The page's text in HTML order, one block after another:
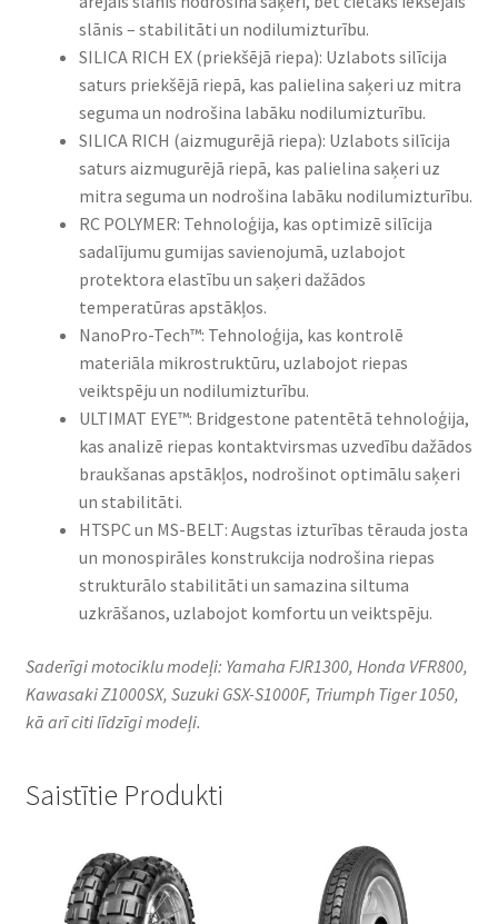
slānis – stabilitāti un nodilumizturību.​
SILICA RICH EX (priekšējā riepa): Uzlabots silīcija
saturs priekšējā riepā, kas palielina saķeri uz mitra
seguma un nodrošina labāku nodilumizturību.​
SILICA RICH (aizmugurējā riepa): Uzlabots silīcija
saturs aizmugurējā riepā, kas palielina saķeri uz
mitra seguma un nodrošina labāku nodilumizturību.​
RC POLYMER: Tehnoloģija, kas optimizē silīcija
sadalījumu gumijas savienojumā, uzlabojot
protektora elastību un saķeri dažādos
temperatūras apstākļos.​
NanoPro-Tech™: Tehnoloģija, kas kontrolē
materiāla mikrostruktūru, uzlabojot riepas
veiktspēju un nodilumizturību.​
ULTIMAT EYE™: Bridgestone patentētā tehnoloģija,
kas analizē riepas kontaktvirsmas uzvedību dažādos
braukšanas apstākļos, nodrošinot optimālu saķeri
un stabilitāti.​
HTSPC un MS-BELT: Augstas izturības tērauda josta
un monospirāles konstrukcija nodrošina riepas
strukturālo stabilitāti un samazina siltuma
uzkrāšanos, uzlabojot komfortu un veiktspēju.​
Saderīgi motociklu modeļi: Yamaha FJR1300, Honda VFR800,
Kawasaki Z1000SX, Suzuki GSX-S1000F, Triumph Tiger 1050,
kā arī citi līdzīgi modeļi.
Saistītie Produkti